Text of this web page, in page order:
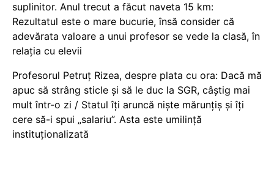
suplinitor. Anul trecut a făcut naveta 15 km:
Rezultatul este o mare bucurie, însă consider că
adevărata valoare a unui profesor se vede la clasă, în
relația cu elevii
Profesorul Petruț Rizea, despre plata cu ora: Dacă mă
apuc să strâng sticle și să le duc la SGR, câștig mai
mult într-o zi / Statul îți aruncă niște mărunțiș și îți
cere să-i spui „salariu”. Asta este umilință
instituționalizată